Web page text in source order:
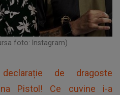
foto: Instagram)
declarație de dragoste
Pistol! Ce cuvine i-a